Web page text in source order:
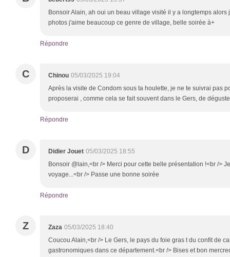
Bonsoir Alain, ah oui un beau village visité il y a longtemps alors
photos j'aime beaucoup ce genre de village, belle soirée à+
Répondre
C Chinou 05/03/2025 19:04
Après la visite de Condom sous ta houlette, je ne te suivrai pas
proposerai , comme cela se fait souvent dans le Gers, de
Répondre
D Didier Jouet 05/03/2025 18:55
Bonsoir @lain,<br /> Merci pour cette belle présentation !<br />
voyage...<br /> Passe une bonne soirée
Répondre
Z Zaza 05/03/2025 18:40
Coucou Alain,<br /> Le Gers, le pays du foie gras t du confit de
gastronomiques dans ce département.<br /> Bises et bon